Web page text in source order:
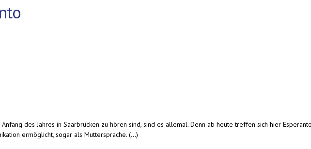
des Jahres in Saarbrücken zu hören sind, sind es allemal. Denn ab heute treffen sich hier
ermöglicht, sogar als Muttersprache. (...)